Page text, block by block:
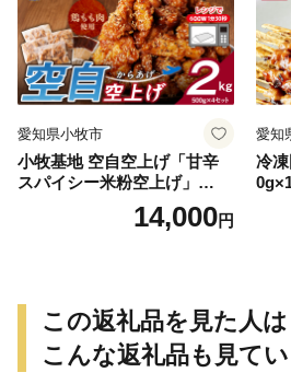
愛知県小牧市
小牧基地 空自空上げ「甘辛
スパイシー米粉空上げ」
（計2kg 500g×4袋）手羽先
14,000円
愛知
冷
合
ベ
せ
この返礼品を見た人は
こんな返礼品も見て